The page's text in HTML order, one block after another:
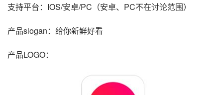
支持平台：IOS/安卓/PC（安卓、PC不在讨论范围）
产品slogan：给你新鲜好看
产品LOGO：